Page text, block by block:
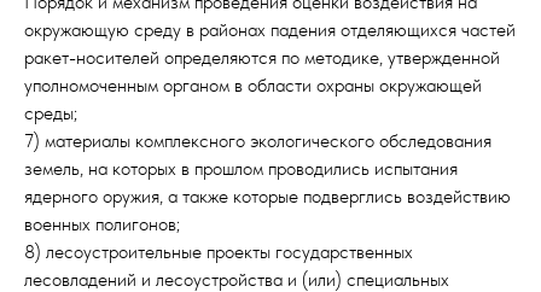
окружающую среду в районах падения отделяющихся частей
ракет-носителей определяются по методике, утвержденной
уполномоченным органом в области охраны окружающей
среды;
7) материалы комплексного экологического обследования
земель, на которых в прошлом проводились испытания
ядерного оружия, а также которые подверглись воздействию
военных полигонов;
8) лесоустроительные проекты государственных
лесовладений и лесоустройства и (или) специальных